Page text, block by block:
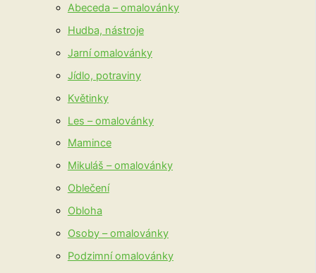
Abeceda – omalovánky
Hudba, nástroje
Jarní omalovánky
Jídlo, potraviny
Květinky
Les – omalovánky
Mamince
Mikuláš – omalovánky
Oblečení
Obloha
Osoby – omalovánky
Podzimní omalovánky